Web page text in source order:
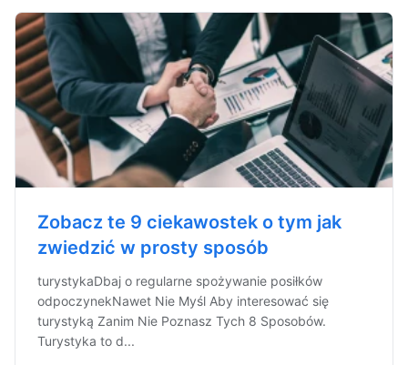
Zobacz te 9 ciekawostek o tym jak
zwiedzić w prosty sposób
turystykaDbaj o regularne spożywanie posiłków
odpoczynekNawet Nie Myśl Aby interesować się
turystyką Zanim Nie Poznasz Tych 8 Sposobów.
Turystyka to d...